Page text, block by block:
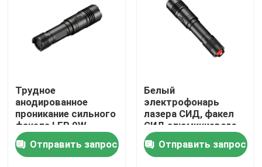
Электрофонарь СИД велосипеда
Белый электрофонарь лазера
Электрический свет велосипеда
Трудное
анодированное
проникание сильного
факела LEP 9W
тактического
перезаряжаемые
сильное
Отправить запрос
Белый
электрофонарь
лазера СИД, факел
СИД алюминиевого
сплава портативный
перезаряжаемые
Отправить запрос